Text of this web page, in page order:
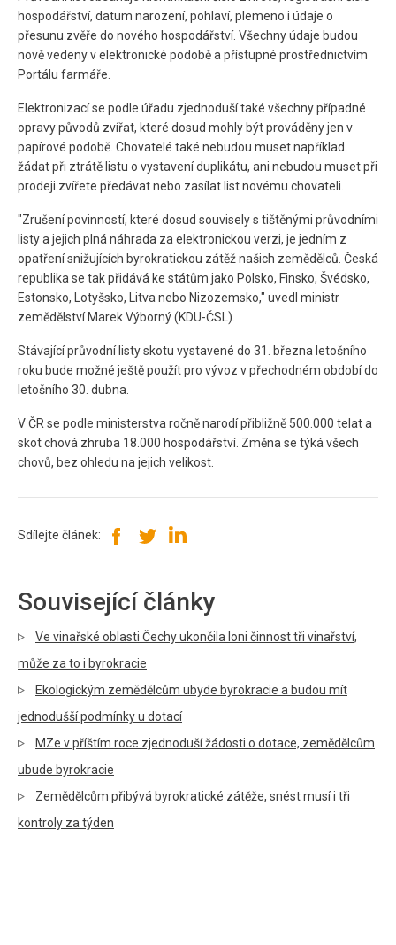
hospodářství, datum narození, pohlaví, plemeno i údaje o
přesunu zvěře do nového hospodářství. Všechny údaje budou
nově vedeny v elektronické podobě a přístupné prostřednictvím
Portálu farmáře.
Elektronizací se podle úřadu zjednoduší také všechny případné
opravy původů zvířat, které dosud mohly být prováděny jen v
papírové podobě. Chovatelé také nebudou muset například
žádat při ztrátě listu o vystavení duplikátu, ani nebudou muset při
prodeji zvířete předávat nebo zasílat list novému chovateli.
"Zrušení povinností, které dosud souvisely s tištěnými průvodními
listy a jejich plná náhrada za elektronickou verzi, je jedním z
opatření snižujících byrokratickou zátěž našich zemědělců. Česká
republika se tak přidává ke státům jako Polsko, Finsko, Švédsko,
Estonsko, Lotyšsko, Litva nebo Nizozemsko," uvedl ministr
zemědělství Marek Výborný (KDU-ČSL).
Stávající průvodní listy skotu vystavené do 31. března letošního
roku bude možné ještě použít pro vývoz v přechodném období do
letošního 30. dubna.
V ČR se podle ministerstva ročně narodí přibližně 500.000 telat a
skot chová zhruba 18.000 hospodářství. Změna se týká všech
chovů, bez ohledu na jejich velikost.
Sdílejte článek:
Související články
Ve vinařské oblasti Čechy ukončila loni činnost tři vinařství,
může za to i byrokracie
Ekologickým zemědělcům ubyde byrokracie a budou mít
jednodušší podmínky u dotací
MZe v příštím roce zjednoduší žádosti o dotace, zemědělcům
ubude byrokracie
Zemědělcům přibývá byrokratické zátěže, snést musí i tři
kontroly za týden